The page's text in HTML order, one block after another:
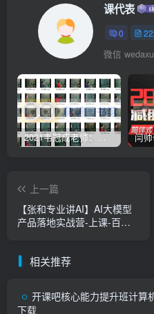
课代表
0
微信
2021韦冠成老师：韦氏天星风水《秘传二十四山吉凶占断要法》 – 百度云盘 – 下载
上一篇
【张和专业讲AI】AI大模型
产品落地实战营-上课-百度
相关推荐
开课吧核心能力提升班计算
下载